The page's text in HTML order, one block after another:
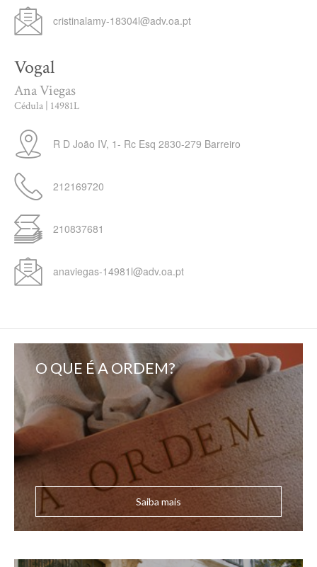
cristinalamy-18304l@adv.oa.pt
Vogal
Ana Viegas
Cédula | 14981L
R D João IV, 1- Rc Esq 2830-279 Barreiro
212169720
210837681
anaviegas-14981l@adv.oa.pt
O QUE É A ORDEM?
Saiba mais